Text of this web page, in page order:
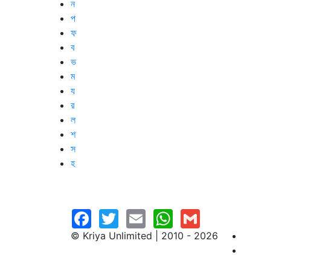
ন
প
ফ
ব
ভ
ম
য
র
ল
শ
স
হ
© Kriya Unlimited | 2010 - 2026